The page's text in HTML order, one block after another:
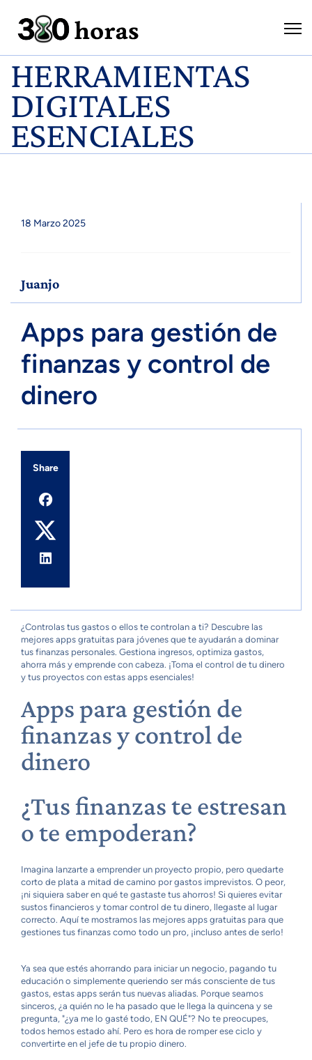
HERRAMIENTAS
DIGITALES
ESENCIALES
18 Marzo 2025
Juanjo
Apps para gestión de
finanzas y control de
dinero
Share
¿Controlas tus gastos o ellos te controlan a ti? Descubre las
mejores apps gratuitas para jóvenes que te ayudarán a dominar
tus finanzas personales. Gestiona ingresos, optimiza gastos,
ahorra más y emprende con cabeza. ¡Toma el control de tu dinero
y tus proyectos con estas apps esenciales!
Apps para gestión de
finanzas y control de
dinero
¿Tus finanzas te estresan
o te empoderan?
Imagina lanzarte a emprender un proyecto propio, pero quedarte
corto de plata a mitad de camino por gastos imprevistos. O peor,
¡ni siquiera saber en qué te gastaste tus ahorros! Si quieres evitar
sustos financieros y tomar control de tu dinero, llegaste al lugar
correcto. Aquí te mostramos las mejores apps gratuitas para que
gestiones tus finanzas como todo un pro, ¡incluso antes de serlo!
Ya sea que estés ahorrando para iniciar un negocio, pagando tu
educación o simplemente queriendo ser más consciente de tus
gastos, estas apps serán tus nuevas aliadas. Porque seamos
sinceros, ¿a quién no le ha pasado que le llega la quincena y se
pregunta, "¿ya me lo gasté todo, EN QUÉ"? No te preocupes,
todos hemos estado ahí. Pero es hora de romper ese ciclo y
convertirte en el jefe de tu propio dinero.